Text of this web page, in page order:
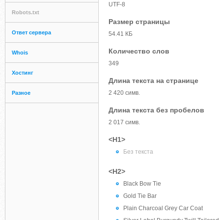
Robots.txt
Ответ сервера
Whois
Хостинг
Разное
UTF-8
Размер страницы
54.41 КБ
Количество слов
349
Длина текста на странице
2 420 симв.
Длина текста без пробелов
2 017 симв.
<H1>
Без текста
<H2>
Black Bow Tie
Gold Tie Bar
Plain Charcoal Grey Car Coat